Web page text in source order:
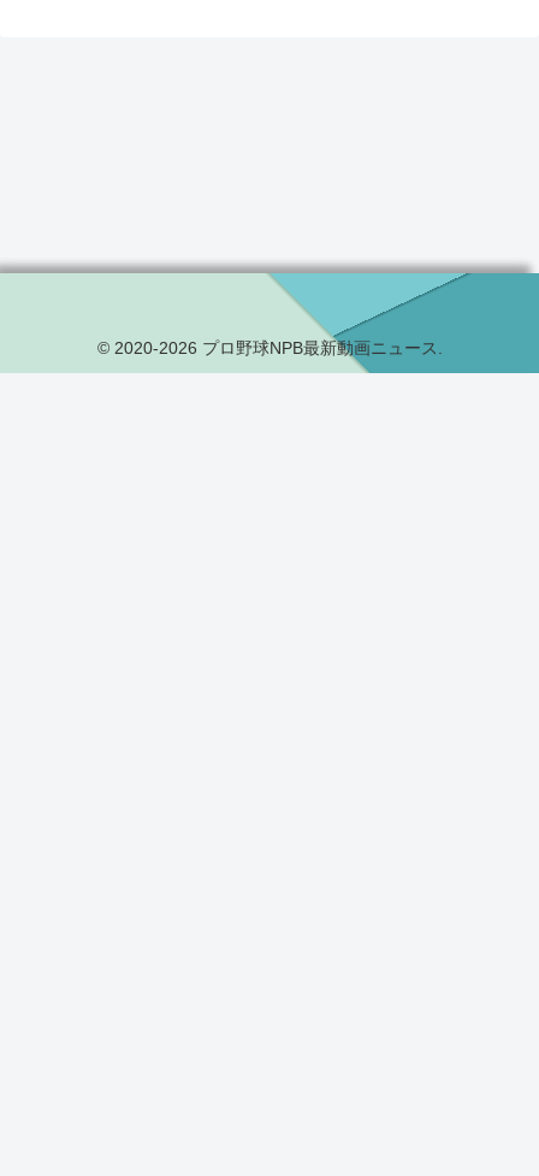
© 2020-2026 プロ野球NPB最新動画ニュース.